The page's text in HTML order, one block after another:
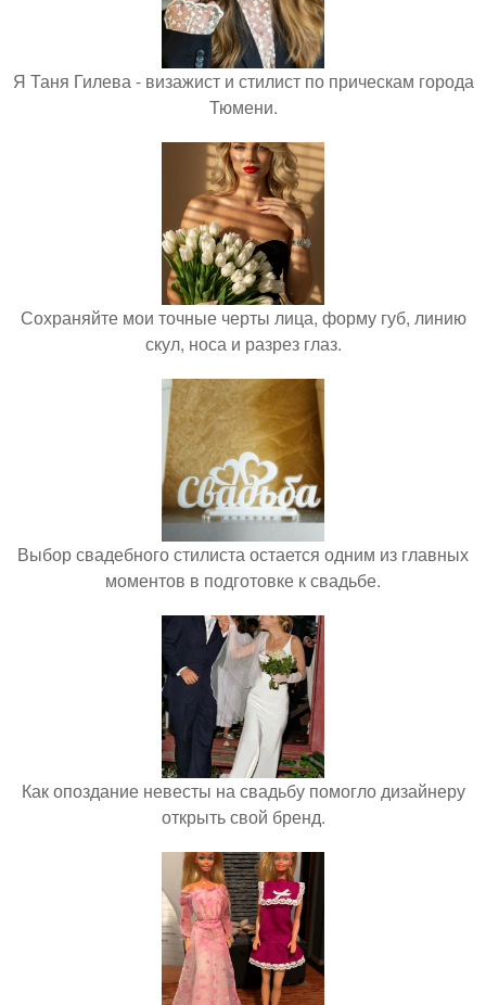
Я Таня Гилева - визажист и стилист по прическам города
Тюмени.
Сохраняйте мои точные черты лица, форму губ, линию
скул, носа и разрез глаз.
Выбор свадебного стилиста остается одним из главных
моментов в подготовке к свадьбе.
Как опоздание невесты на свадьбу помогло дизайнеру
открыть свой бренд.